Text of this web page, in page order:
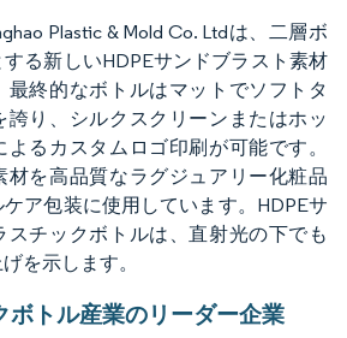
Plastic & Mold Co. Ltdは、二層ボ
する新しいHDPEサンドブラスト素材
最終的なボトルはマットでソフトタ
誇り、シルクスクリーンまたはホッ
よるカスタムロゴ印刷が可能です。
材を高品質なラグジュアリー化粧品
ア包装に使用しています。HDPEサ
スチックボトルは、直射光の下でも
を示します。
ボトル産業のリーダー企業